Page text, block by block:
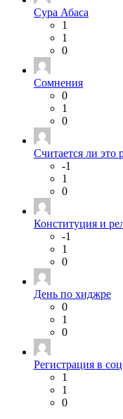
Сура Абаса
1
1
0
Сомнения
0
1
0
Считается ли это
-1
1
0
Конституция и
-1
1
0
День по хиджре
0
1
0
Регистрация в
1
1
0